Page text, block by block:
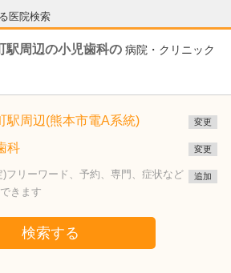
医院検索
駅周辺の小児歯科の 病院・クリニック
駅周辺(熊本市電A系統) 変更
科 変更
)フリーワード、予約、専門、症状など
きます
追加
検索する